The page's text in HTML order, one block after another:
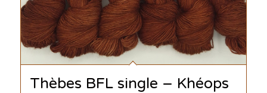
Thèbes BFL single – Khéops